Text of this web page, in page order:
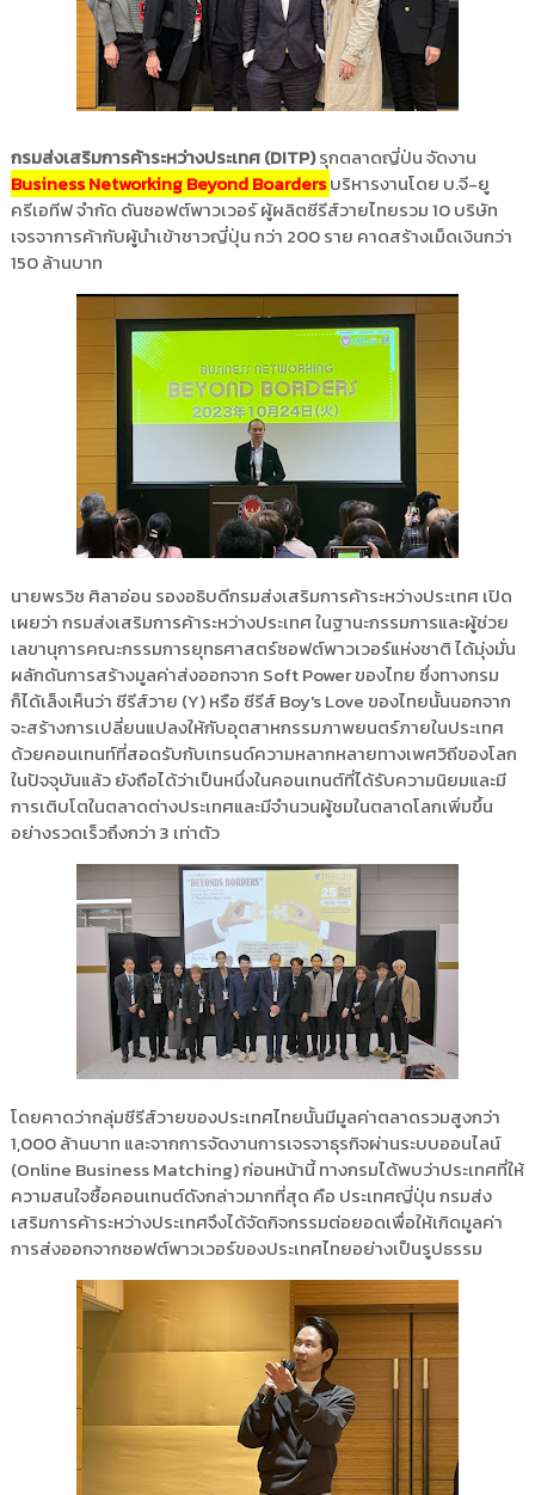
กรมส่งเสริมการค้าระหว่างประเทศ (DITP)รุกตลาดญี่ป่น จัดงาน
Business Networking Beyond Boardersบริหารงานโดย บ.จี-ยู
ครีเอทีฟ จำกัด ดันซอฟต์พาวเวอร์ ผู้ผลิตซีรีส์วายไทยรวม 10 บริษัท
เจรจาการค้ากับผู้นำเข้าชาวญี่ปุ่น กว่า 200 ราย คาดสร้างเม็ดเงินกว่า
150 ล้านบาท
นายพรวิช ศิลาอ่อน รองอธิบดีกรมส่งเสริมการค้าระหว่างประเทศ เปิด
เผยว่า กรมส่งเสริมการค้าระหว่างประเทศ ในฐานะกรรมการและผู้ช่วย
เลขานุการคณะกรรมการยุทธศาสตร์ซอฟต์พาวเวอร์แห่งชาติ ได้มุ่งมั่น
ผลักดันการสร้างมูลค่าส่งออกจาก Soft Power ของไทย ซึ่งทางกรม
ก็ได้เล็งเห็นว่า ซีรีส์วาย (Y) หรือ ซีรีส์ Boy's Love ของไทยนั้นนอกจาก
จะสร้างการเปลี่ยนแปลงให้กับอุตสาหกรรมภาพยนตร์ภายในประเทศ
ด้วยคอนเทนท์ที่สอดรับกับเทรนด์ความหลากหลายทางเพศวิถีของโลก
ในปัจจุบันแล้ว ยังถือได้ว่าเป็นหนึ่งในคอนเทนต์ที่ได้รับความนิยมและมี
การเติบโตในตลาดต่างประเทศและมีจำนวนผู้ชมในตลาดโลกเพิ่มขึ้น
อย่างรวดเร็วถึงกว่า 3 เท่าตัว
โดยคาดว่ากลุ่มซีรีส์วายของประเทศไทยนั้นมีมูลค่าตลาดรวมสูงกว่า
1,000 ล้านบาท และจากการจัดงานการเจรจาธุรกิจผ่านระบบออนไลน์
(Online Business Matching) ก่อนหน้านี้ ทางกรมได้พบว่าประเทศที่ให้
ความสนใจซื้อคอนเทนต์ดังกล่าวมากที่สุด คือ ประเทศญี่ปุ่น กรมส่ง
เสริมการค้าระหว่างประเทศจึงได้จัดกิจกรรมต่อยอดเพื่อให้เกิดมูลค่า
การส่งออกจากซอฟต์พาวเวอร์ของประเทศไทยอย่างเป็นรูปธรรม